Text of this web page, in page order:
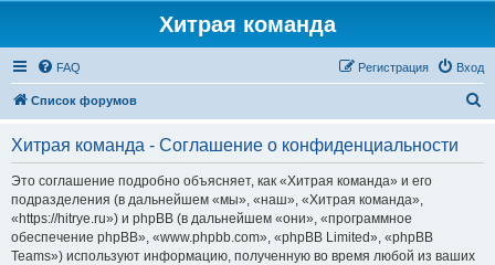
Хитрая команда
FAQ Вход
Регистрация
Список форумов
Хитрая команда - Соглашение о конфиденциальности
Это соглашение подробно объясняет, как «Хитрая команда» и его
подразделения (в дальнейшем «мы», «наш», «Хитрая команда»,
«https://hitrye.ru») и phpBB (в дальнейшем «они», «программное
обеспечение phpBB», «www.phpbb.com», «phpBB Limited», «phpBB
Teams») используют информацию, полученную во время любой из ваших